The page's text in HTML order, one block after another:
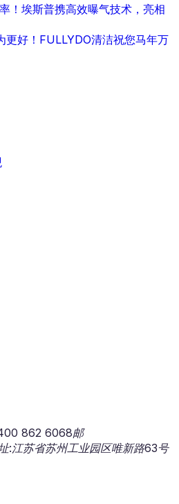
！埃斯普携高效曝气技术，亮相
更好！FULLYDO清洁祝您马年万
862 6068邮
:江苏省苏州工业园区唯新路63号